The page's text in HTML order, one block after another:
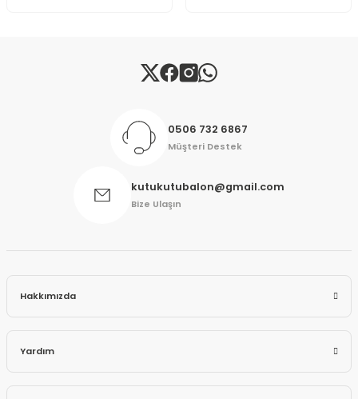
Gönder
0506 732 6867
Müşteri Destek
kutukutubalon@gmail.com
Bize Ulaşın
Hakkımızda
Yardım